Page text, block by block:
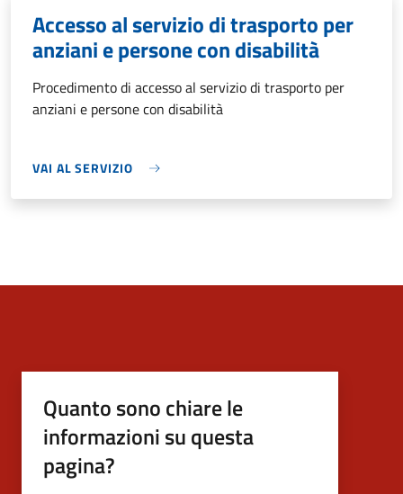
Accesso al servizio di trasporto per
anziani e persone con disabilità
Procedimento di accesso al servizio di trasporto per
anziani e persone con disabilità
VAI AL SERVIZIO
Quanto sono chiare le
informazioni su questa
pagina?